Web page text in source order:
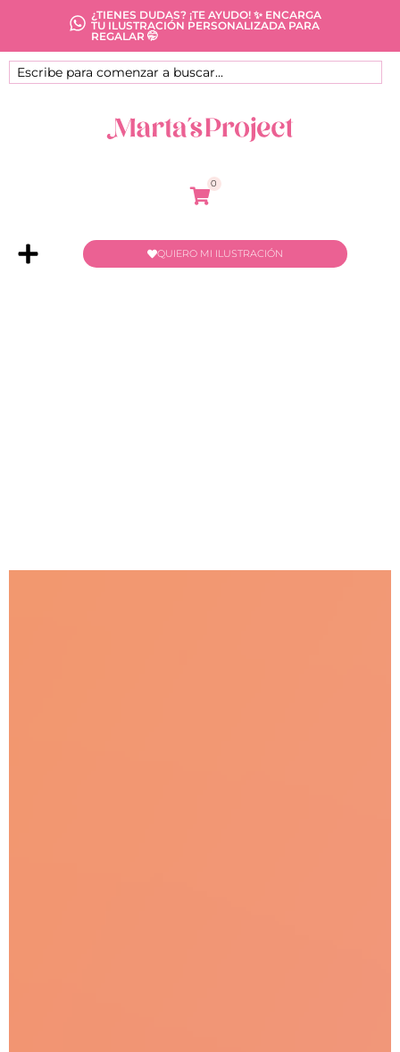
¿TIENES DUDAS? ¡TE AYUDO! ✨ ENCARGA
TU ILUSTRACIÓN PERSONALIZADA PARA
REGALAR 🤭
0
QUIERO MI ILUSTRACIÓN